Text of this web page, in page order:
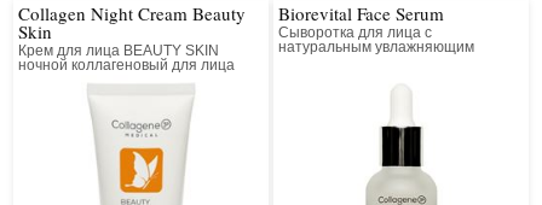
Collagen Night Cream Beauty
Skin
Крем для лица BEAUTY SKIN
ночной коллагеновый для лица
Biorevital Face Serum
Сыворотка для лица с
натуральным увлажняющим